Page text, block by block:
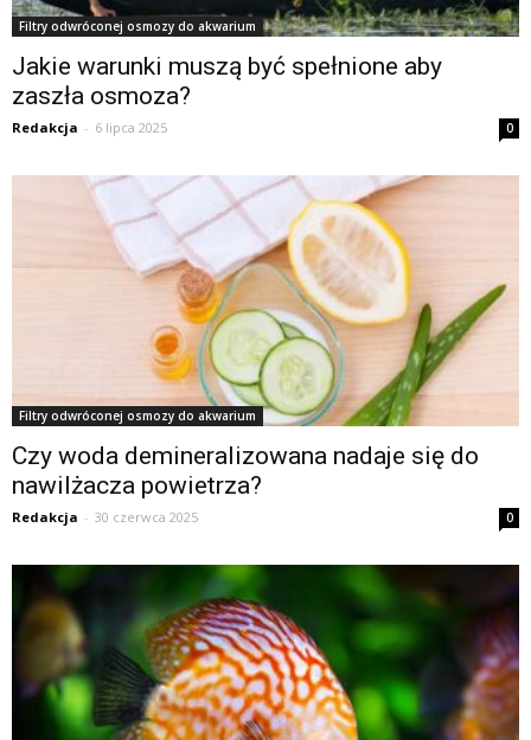
Filtry odwróconej osmozy do akwarium
Jakie warunki muszą być spełnione aby
zaszła osmoza?
Redakcja - 6 lipca 2025 0
Filtry odwróconej osmozy do akwarium
Czy woda demineralizowana nadaje się do
nawilżacza powietrza?
Redakcja - 30 czerwca 2025 0